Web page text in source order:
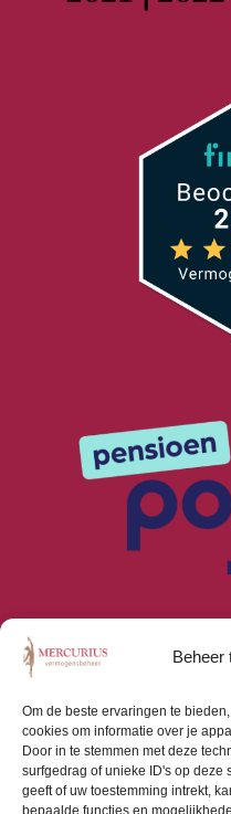
Beheer
Om de beste ervaringen te
cookies om informatie over je
Door in te stemmen met deze
surfgedrag of unieke ID's op deze
geeft of uw toestemming intrekt,
bepaalde functies en